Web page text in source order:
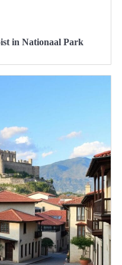
in Nationaal Park